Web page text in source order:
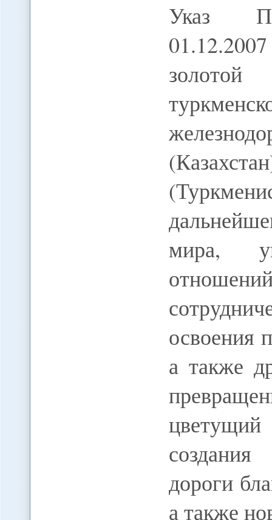
Указ
мира,
освоения
а также
дороги
а также